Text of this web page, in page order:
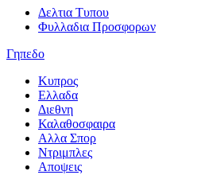
Δελτια Τυπου
Φυλλαδια Προσφορων
Γηπεδο
Κυπρος
Ελλαδα
Διεθνη
Καλαθοσφαιρα
Αλλα Σπορ
Ντριμπλες
Αποψεις